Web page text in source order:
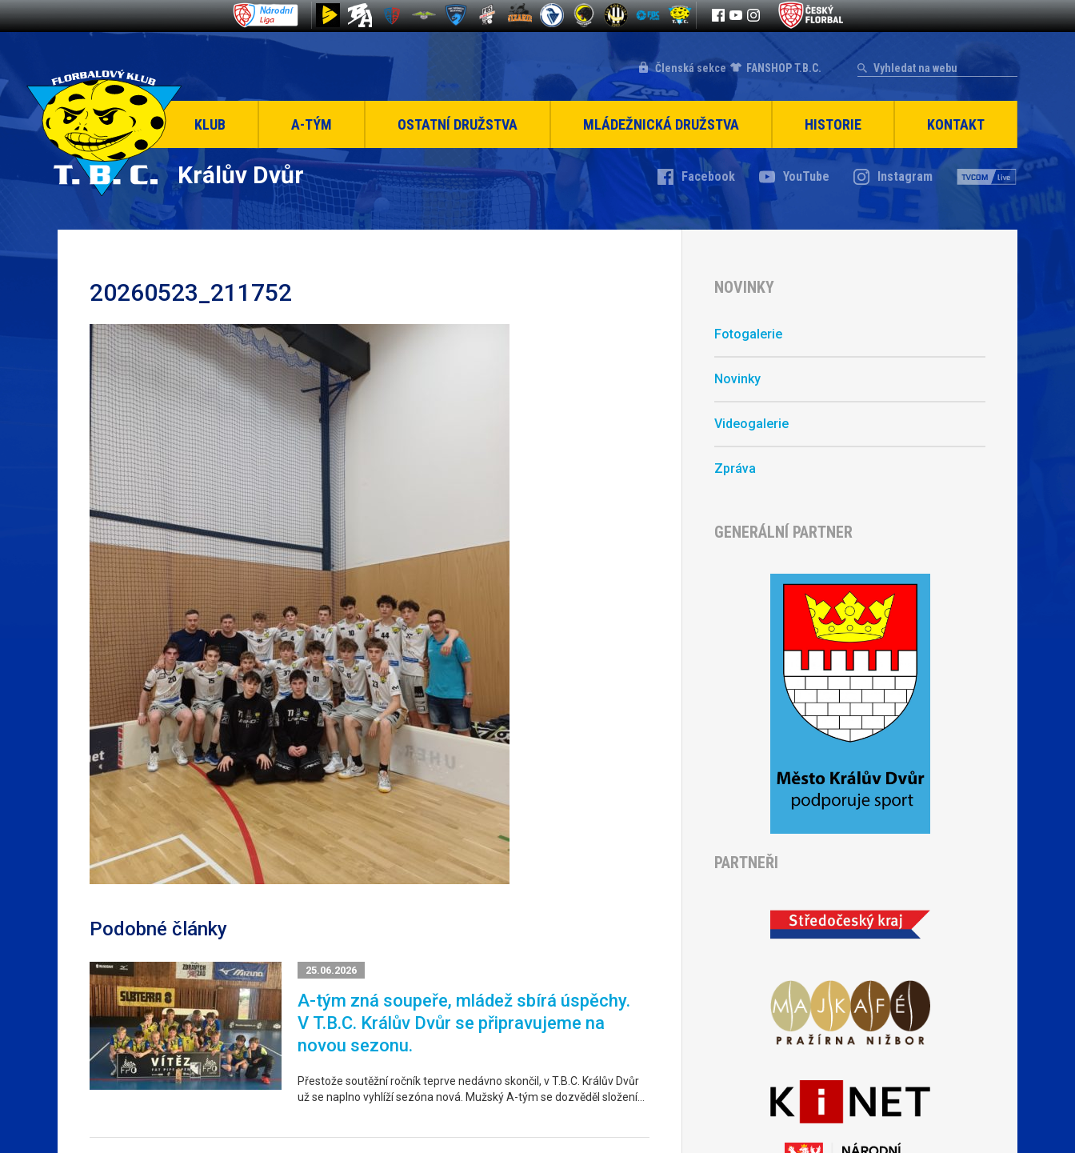
Členská sekce FANSHOP T.B.C.
KLUB A-TÝM OSTATNÍ DRUŽSTVA MLÁDEŽNICKÁ DRUŽSTVA HISTORIE KONTAKT
Králův Dvůr Facebook YouTube Instagram
20260523_211752
Podobné články
25.06.2026
A-tým zná soupeře, mládež sbírá úspěchy.
V T.B.C. Králův Dvůr se připravujeme na
novou sezonu.
Přestože soutěžní ročník teprve nedávno skončil, v T.B.C. Králův Dvůr
už se naplno vyhlíží sezóna nová. Mužský A-tým se dozvěděl složení…
NOVINKY
Fotogalerie
Novinky
Videogalerie
Zpráva
GENERÁLNÍ PARTNER
PARTNEŘI